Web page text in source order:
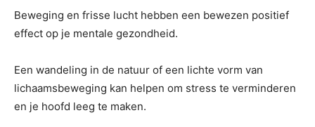
Beweging en frisse lucht hebben een bewezen positief
effect op je mentale gezondheid.
Een wandeling in de natuur of een lichte vorm van
lichaamsbeweging kan helpen om stress te verminderen
en je hoofd leeg te maken.